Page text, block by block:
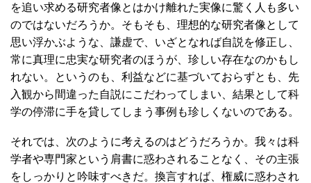
を追い求める研究者像とはかけ離れた実像に驚く人も多い
のではないだろうか。そもそも、理想的な研究者像として
思い浮かぶような、謙虚で、いざとなれば自説を修正し、
常に真理に忠実な研究者のほうが、珍しい存在なのかもし
れない。というのも、利益などに基づいておらずとも、先
入観から間違った自説にこだわってしまい、結果として科
学の停滞に手を貸してしまう事例も珍しくないのである。
それでは、次のように考えるのはどうだろうか。我々は科
学者や専門家という肩書に惑わされることなく、その主張
をしっかりと吟味すべきだ。換言すれば、権威に惑わされ